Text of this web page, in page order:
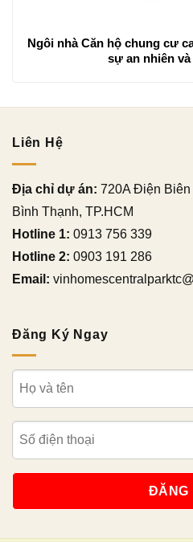
Ngôi nhà Căn hộ chung cư
sự an nhiên
Liên Hệ
Địa chỉ dự án: 720A Điện
Bình Thạnh, TP.HCM
Hotline 1: 0913 756 339
Hotline 2: 0903 191 286
Email:
Đăng Ký Ngay